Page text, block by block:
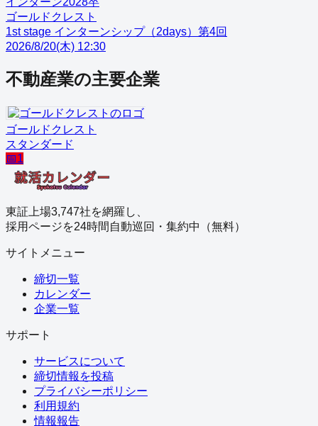
ゴールドクレスト
1st stage インターンシップ（2days）第4回
2026/8/20(木) 12:30
不動産業の主要企業
ゴールドクレスト
スタンダード
📅1
東証上場3,747社を網羅し、
採用ページを24時間自動巡回・集約中（無料）
サイトメニュー
締切一覧
カレンダー
企業一覧
サポート
サービスについて
締切情報を投稿
プライバシーポリシー
利用規約
情報報告